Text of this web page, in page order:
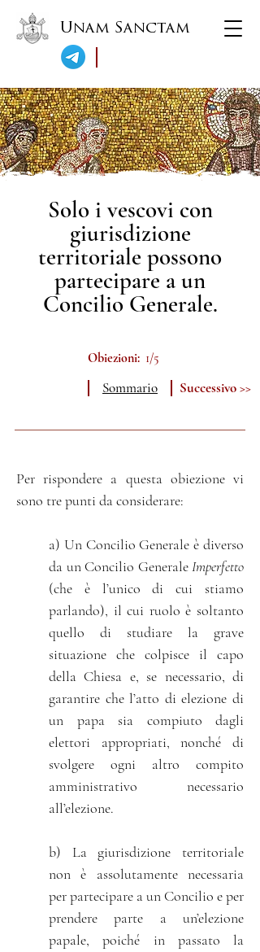
Unam Sanctam
Solo i vescovi con
giurisdizione
territoriale possono
partecipare a un
Concilio Generale.
Obiezioni: 1/5
Sommario Successivo >>
Per rispondere a questa obiezione vi
sono tre punti da considerare:
a) Un Concilio Generale è diverso
da un Concilio GeneraleImperfetto
(che è l’unico di cui stiamo
parlando), il cui ruolo è soltanto
quello di studiare la grave
situazione che colpisce il capo
della Chiesa e, se necessario, di
garantire che l’atto di elezione di
un papa sia compiuto dagli
elettori appropriati, nonché di
svolgere ogni altro compito
amministrativo necessario
all’elezione.
b) La giurisdizione territoriale
non è assolutamente necessaria
per partecipare a un Concilio e per
prendere parte a un’elezione
papale, poiché in passato la